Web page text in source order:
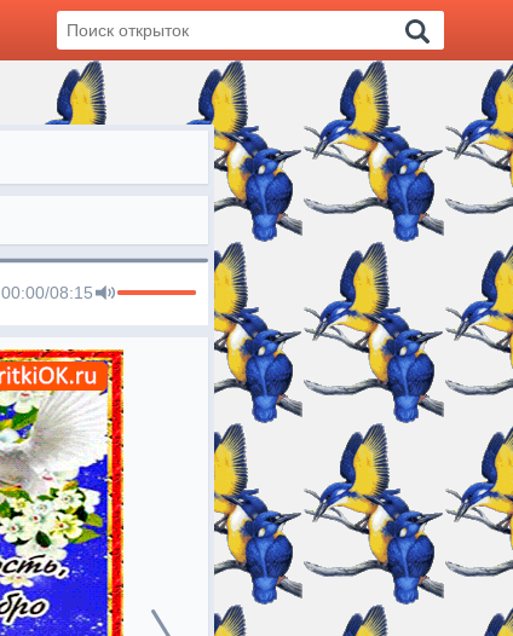
00:00/08:15